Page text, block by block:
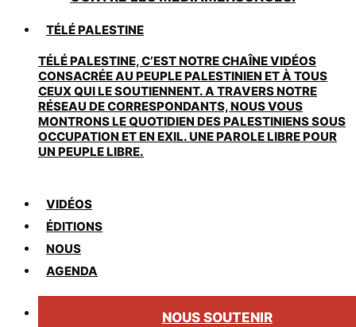
TÉLÉ PALESTINE
TÉLÉ PALESTINE, C’EST NOTRE CHAÎNE VIDÉOS
CONSACRÉE AU PEUPLE PALESTINIEN ET À TOUS
CEUX QUI LE SOUTIENNENT. A TRAVERS NOTRE
RÉSEAU DE CORRESPONDANTS, NOUS VOUS
MONTRONS LE QUOTIDIEN DES PALESTINIENS SOUS
OCCUPATION ET EN EXIL. UNE PAROLE LIBRE POUR
UN PEUPLE LIBRE.
VIDÉOS
ÉDITIONS
NOUS
AGENDA
NOUS SOUTENIR